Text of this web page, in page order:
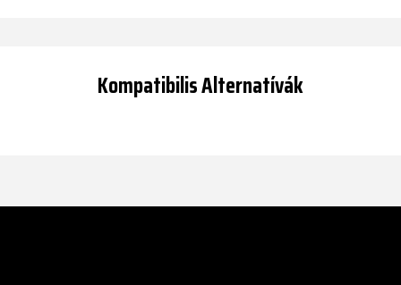
Kompatibilis Alternatívák